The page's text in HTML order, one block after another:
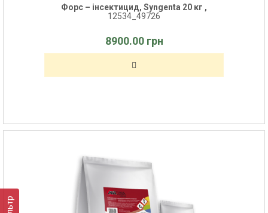
Форс – інсектицид, Syngenta 20 кг ,
12534_49726
8900.00 грн